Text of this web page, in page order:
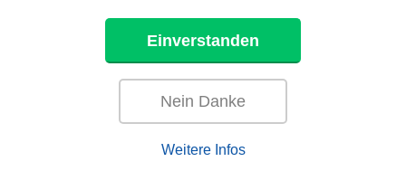
Dem Elektronikentwickler stehen somit Verfahren und
Informationen zur Verfügung, mit denen er direkt an
Die Entwicklung ist effektiver, zeitsparender und
Einverstanden
Nein Danke
Weitere Infos